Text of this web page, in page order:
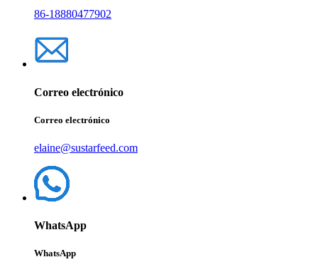
86-18880477902
Correo electrónico
Correo electrónico
elaine@sustarfeed.com
WhatsApp
WhatsApp